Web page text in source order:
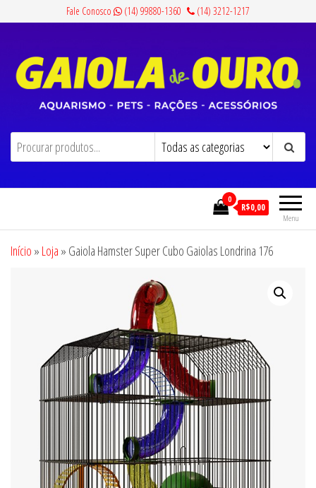
conteúdo
Fale Conosco (14) 99880-1360 (14) 3212-1217
Gaiola de Ouro Aquarismo, Pets, Rações e Acessórios
Menu
0
R$0,00
Início » Loja » Gaiola Hamster Super Cubo Gaiolas Londrina 176